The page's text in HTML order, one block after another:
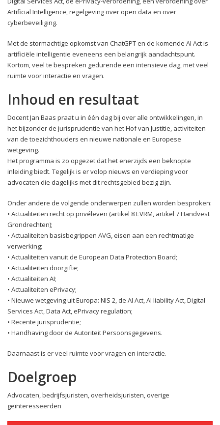
Artificial Intelligence, regelgeving over open data en over
cyberbeveiliging.
Met de stormachtige opkomst van ChatGPT en de komende AI Act is
artificiële intelligentie eveneens een belangrijk aandachtspunt.
Kortom, veel te bespreken gedurende een intensieve dag, met veel
ruimte voor interactie en vragen.
Inhoud en resultaat
Docent Jan Baas praat u in één dag bij over alle ontwikkelingen, in
het bijzonder de jurisprudentie van het Hof van Justitie, activiteiten
van de toezichthouders en nieuwe nationale en Europese
wetgeving.
Het programma is zo opgezet dat het enerzijds een beknopte
inleiding biedt. Tegelijk is er volop nieuws en verdieping voor
advocaten die dagelijks met dit rechtsgebied bezig zijn.
Onder andere de volgende onderwerpen zullen worden besproken:
• Actualiteiten recht op privéleven (artikel 8 EVRM, artikel 7 Handvest
Grondrechten);
• Actualiteiten basisbegrippen AVG, eisen aan een rechtmatige
verwerking;
• Actualiteiten vanuit de European Data Protection Board;
• Actualiteiten doorgifte;
• Actualiteiten AI;
• Actualiteiten ePrivacy;
• Nieuwe wetgeving uit Europa: NIS 2, de AI Act, AI liability Act, Digital
Services Act, Data Act, ePrivacy regulation;
• Recente jurisprudentie;
• Handhaving door de Autoriteit Persoonsgegevens.
Daarnaast is er veel ruimte voor vragen en interactie.
Doelgroep
Advocaten, bedrijfsjuristen, overheidsjuristen, overige
geïnteresseerden